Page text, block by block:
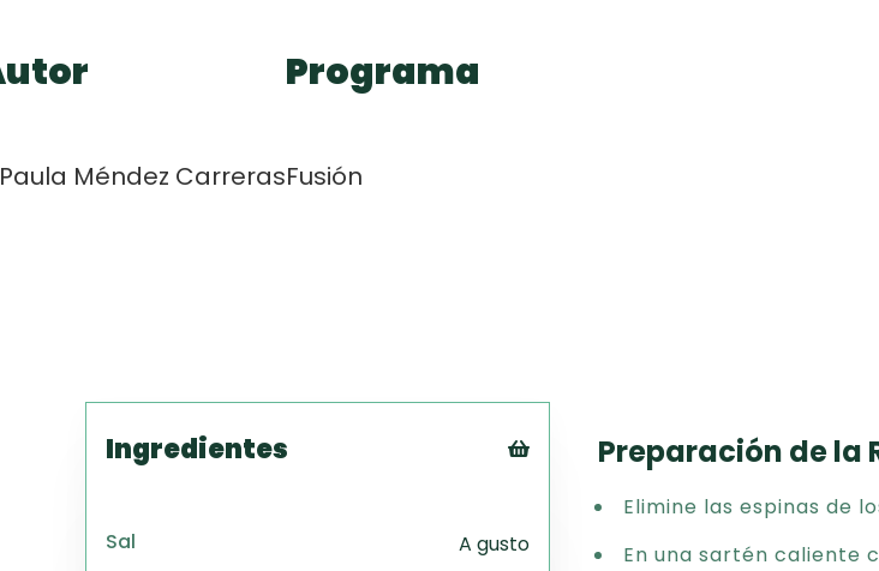
Paula Méndez Carreras
Programa
Fusión
Ingredientes
PDF
Sal A gusto
Preparación de la
Elimine las espinas de
En una sartén caliente